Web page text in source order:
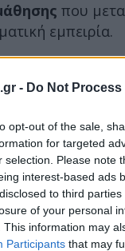
- Do Not
opt-out of the sale,
for targeted
selection. Please note
interest-based ads
to third
of your personal
This information may
Participants that may
που
εμπειρία.
χώρο
του δωματίου
την
ένα
οι
γνώσης.